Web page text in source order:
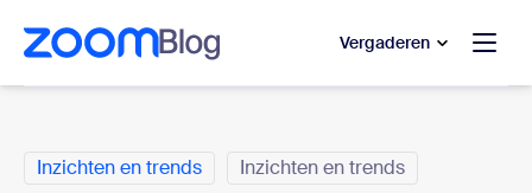
hoofdinhoud gaan
naar hulp via chat
Vergaderen
Inzichten en trends Inzichten en trends